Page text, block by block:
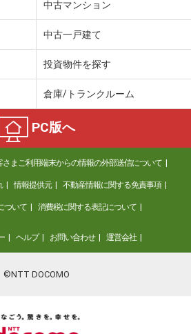
中古マンション
中古一戸建て
投資物件を探す
倉庫/トランクルーム
PC版へ
さまご利用端末からの情報の外部送信について
情報提供元 不動産情報に関する免責事項
ついて 消費税に関する表記について
ヘルプ お問い合わせ 運営会社
©NTT DOCOMO